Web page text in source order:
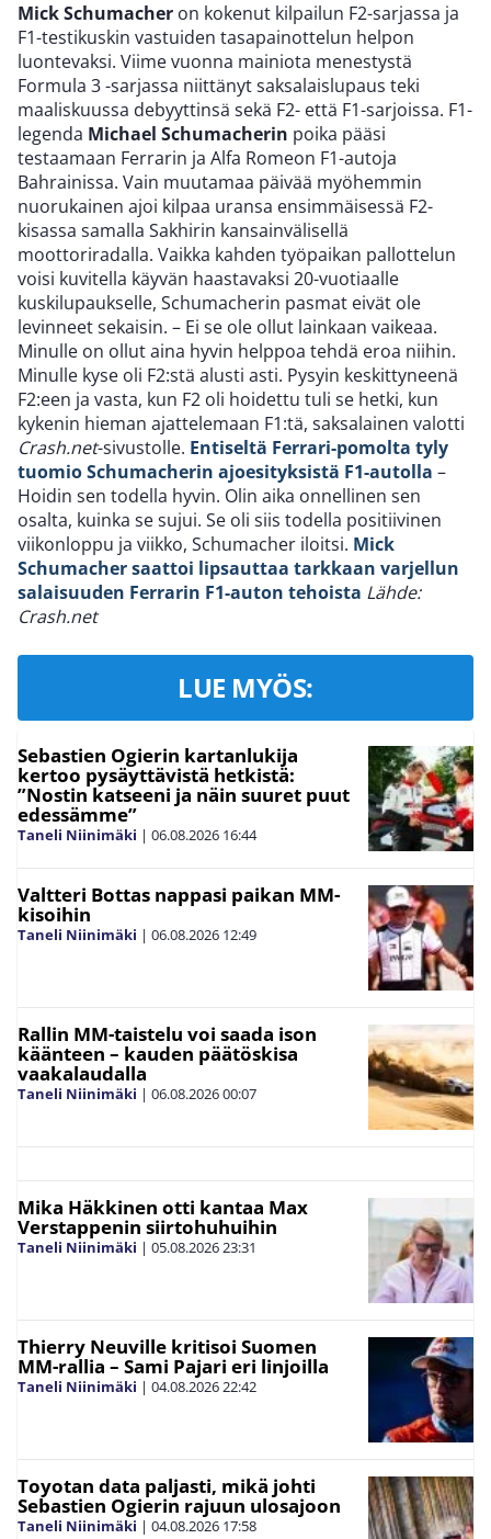
Mick Schumacher on kokenut kilpailun F2-sarjassa ja
F1-testikuskin vastuiden tasapainottelun helpon
luontevaksi. Viime vuonna mainiota menestystä
Formula 3 -sarjassa niittänyt saksalaislupaus teki
maaliskuussa debyyttinsä sekä F2- että F1-sarjoissa. F1-
legenda Michael Schumacherin poika pääsi
testaamaan Ferrarin ja Alfa Romeon F1-autoja
Bahrainissa. Vain muutamaa päivää myöhemmin
nuorukainen ajoi kilpaa uransa ensimmäisessä F2-
kisassa samalla Sakhirin kansainvälisellä
moottoriradalla. Vaikka kahden työpaikan pallottelun
voisi kuvitella käyvän haastavaksi 20-vuotiaalle
kuskilupaukselle, Schumacherin pasmat eivät ole
levinneet sekaisin. – Ei se ole ollut lainkaan vaikeaa.
Minulle on ollut aina hyvin helppoa tehdä eroa niihin.
Minulle kyse oli F2:stä alusti asti. Pysyin keskittyneenä
F2:een ja vasta, kun F2 oli hoidettu tuli se hetki, kun
kykenin hieman ajattelemaan F1:tä, saksalainen valotti
Crash.net-sivustolle. Entiseltä Ferrari-pomolta tyly
tuomio Schumacherin ajoesityksistä F1-autolla –
Hoidin sen todella hyvin. Olin aika onnellinen sen
osalta, kuinka se sujui. Se oli siis todella positiivinen
viikonloppu ja viikko, Schumacher iloitsi. Mick
Schumacher saattoi lipsauttaa tarkkaan varjellun
salaisuuden Ferrarin F1-auton tehoista Lähde:
Crash.net
LUE MYÖS:
Sebastien Ogierin kartanlukija
kertoo pysäyttävistä hetkistä:
”Nostin katseeni ja näin suuret puut
edessämme”
Taneli Niinimäki | 06.08.2026 16:44
Valtteri Bottas nappasi paikan MM-
kisoihin
Taneli Niinimäki | 06.08.2026 12:49
Rallin MM-taistelu voi saada ison
käänteen – kauden päätöskisa
vaakalaudalla
Taneli Niinimäki | 06.08.202600:07
Mika Häkkinen otti kantaa Max
Verstappenin siirtohuhuihin
Taneli Niinimäki | 05.08.202623:31
Thierry Neuville kritisoi Suomen
MM-rallia – Sami Pajari eri linjoilla
Taneli Niinimäki | 04.08.202622:42
Toyotan data paljasti, mikä johti
Sebastien Ogierin rajuun ulosajoon
Taneli Niinimäki | 04.08.2026 17:58